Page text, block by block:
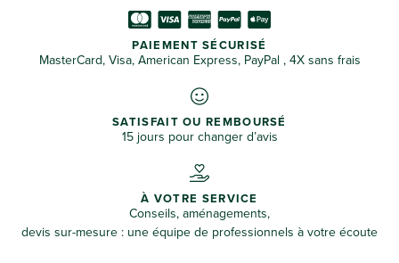
PAIEMENT SÉCURISÉ
MasterCard, Visa, American Express, PayPal , 4X sans frais
SATISFAIT OU REMBOURSÉ
15 jours pour changer d’avis
À VOTRE SERVICE
Conseils, aménagements,
devis sur-mesure : une équipe de professionnels à votre écoute